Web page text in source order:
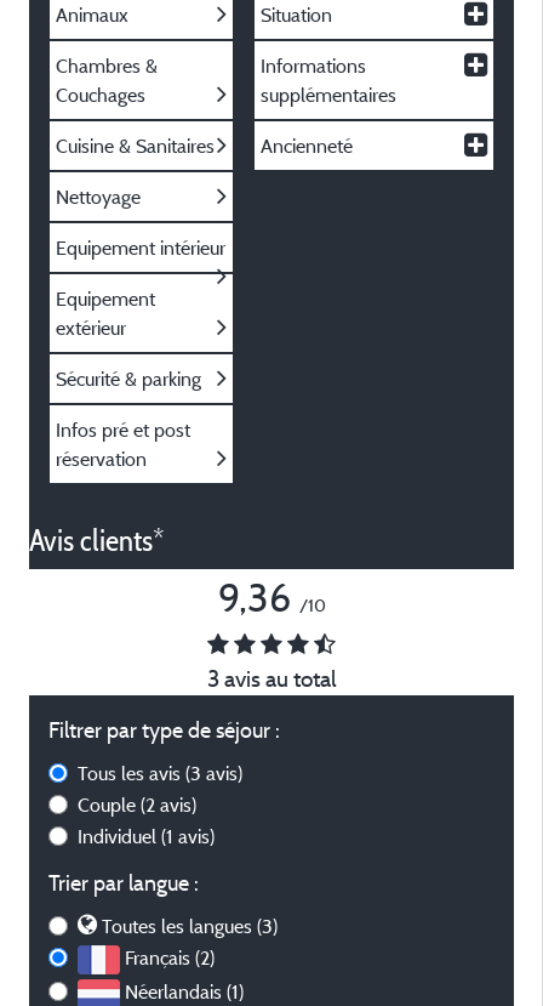
Animaux
Chambres &
Couchages
Cuisine & Sanitaires
Nettoyage
Equipement intérieur
Equipement
extérieur
Sécurité & parking
Infos pré et post
réservation
Situation
Informations
supplémentaires
Ancienneté
Avis clients*
9,36 /10
3 avis au total
Filtrer par type de séjour :
Tous les avis (3 avis)
Couple (2 avis)
Individuel (1 avis)
Trier par langue :
Toutes les langues (3)
Français (2)
Néerlandais (1)